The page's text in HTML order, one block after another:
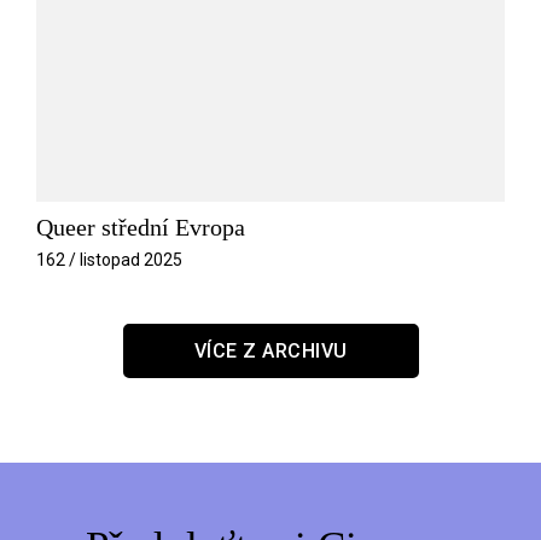
Queer střední Evropa
162 / listopad 2025
VÍCE Z ARCHIVU